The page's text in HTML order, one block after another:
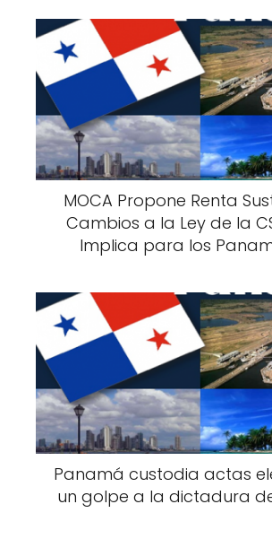
MOCA Propone Renta
Cambios a la Ley de la
Implica para los
Panamá custodia actas
un golpe a la dictadura